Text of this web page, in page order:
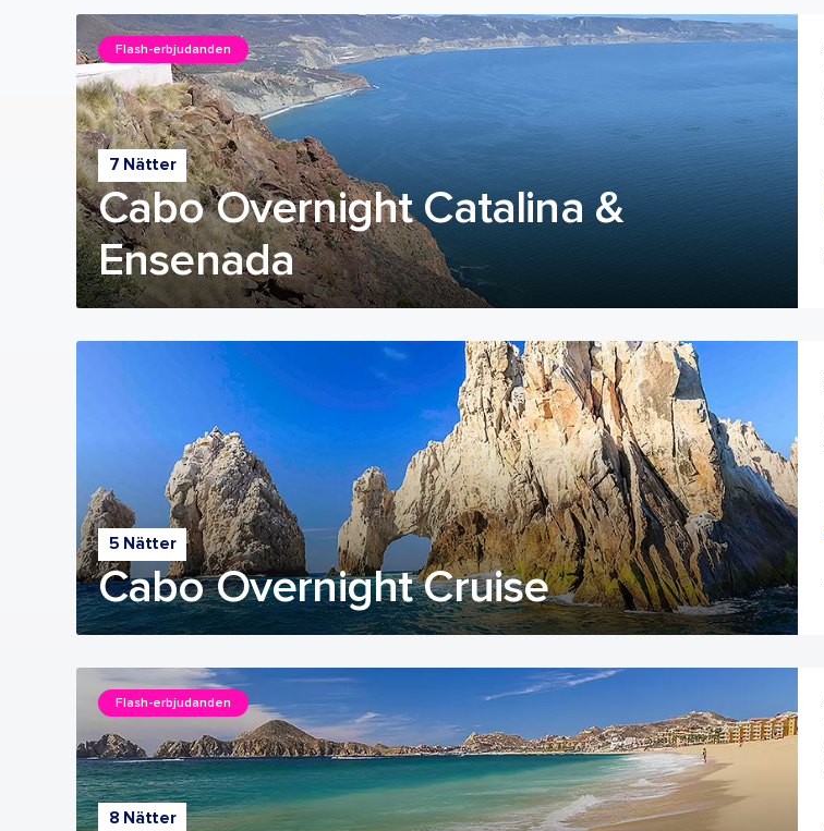
7 Nätter
Cabo Overnight Catalina &
Ensenada
Flash-erbjudanden
5 Nätter
Cabo Overnight Cruise
8 Nätter
Flash-erbjudanden